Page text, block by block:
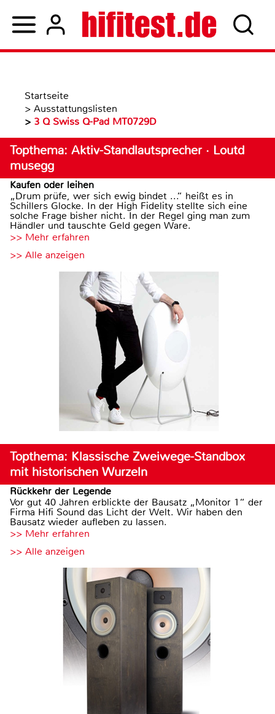
Startseite
> Ausstattungslisten
> 3 Q Swiss Q-Pad MT0729D
Topthema: Aktiv-Standlautsprecher · Loutd
musegg
Kaufen oder leihen
„Drum prüfe, wer sich ewig bindet ...“ heißt es in
Schillers Glocke. In der High Fidelity stellte sich eine
solche Frage bisher nicht. In der Regel ging man zum
Händler und tauschte Geld gegen Ware.
>> Mehr erfahren
>> Alle anzeigen
Topthema: Klassische Zweiwege-Standbox
mit historischen Wurzeln
Rückkehr der Legende
Vor gut 40 Jahren erblickte der Bausatz „Monitor 1“ der
Firma Hifi Sound das Licht der Welt. Wir haben den
Bausatz wieder aufleben zu lassen.
>> Mehr erfahren
>> Alle anzeigen